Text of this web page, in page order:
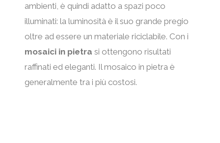
ambienti, è quindi adatto a spazi poco
illuminati: la luminosità è il suo grande pregio
oltre ad essere un materiale riciclabile. Con i
mosaici in pietra si ottengono risultati
raffinati ed eleganti. Il mosaico in pietra è
generalmente tra i più costosi.